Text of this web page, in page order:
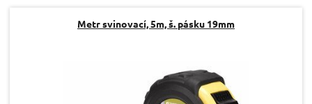
Metr svinovací, 5m, š. pásku 19mm